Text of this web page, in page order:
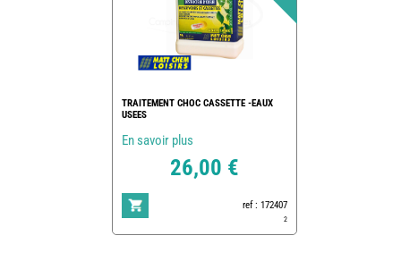
TRAITEMENT CHOC CASSETTE -EAUX
USEES
En savoir plus
26,00 €
ref : 172407
2